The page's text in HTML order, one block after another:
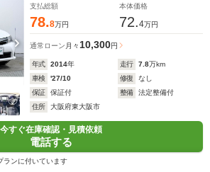
支払総額
78.8万円
本体価格
72.4万円
通常ローン 月々10,300円
年式 2014年 走行 7.8万km
車検
'27/10 修復
なし
保証
保証付 整備
法定整備付
住所
大阪府東大阪市
今すぐ在庫確認・見積依頼
電話する
ランに付いています